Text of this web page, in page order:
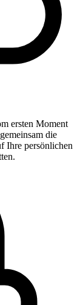
ersten Moment
die
Ihre persönlichen